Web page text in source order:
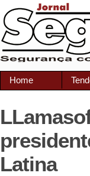
Home
Latina